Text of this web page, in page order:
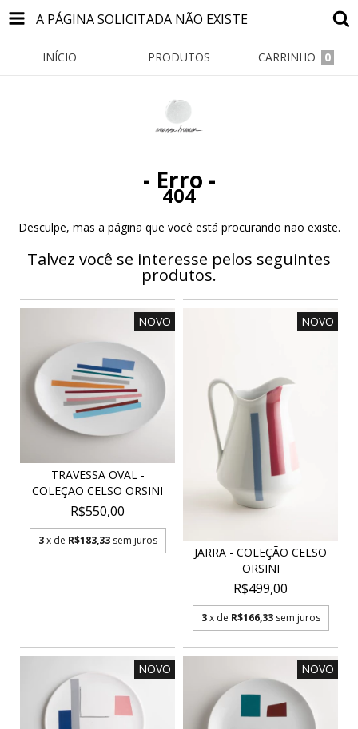
A PÁGINA SOLICITADA NÃO EXISTE
INÍCIO PRODUTOS CARRINHO 0
- Erro -
404
Desculpe, mas a página que você está procurando não existe.
Talvez você se interesse pelos seguintes
produtos.
NOVO
TRAVESSA OVAL -
COLEÇÃO CELSO ORSINI
R$550,00
3 x de R$183,33 sem juros
NOVO
JARRA - COLEÇÃO CELSO
ORSINI
R$499,00
3 x de R$166,33 sem juros
NOVO NOVO